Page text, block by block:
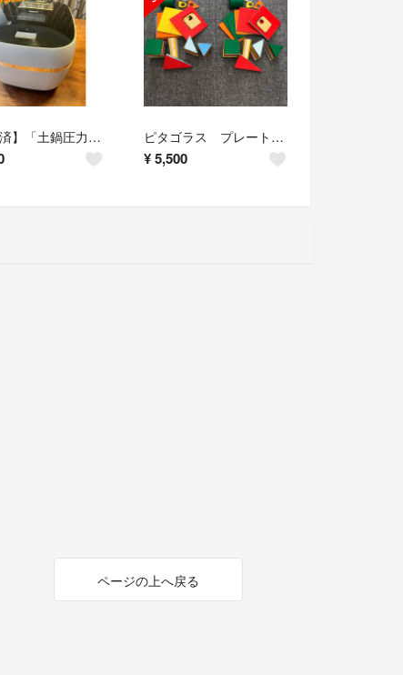
【予約済】「土鍋圧力IH炊飯ジャー5.5合 The炊きたて」JPX-A100 ピタゴラス プレート2セット分（ピープル）
¥5,500
ページの上へ戻る